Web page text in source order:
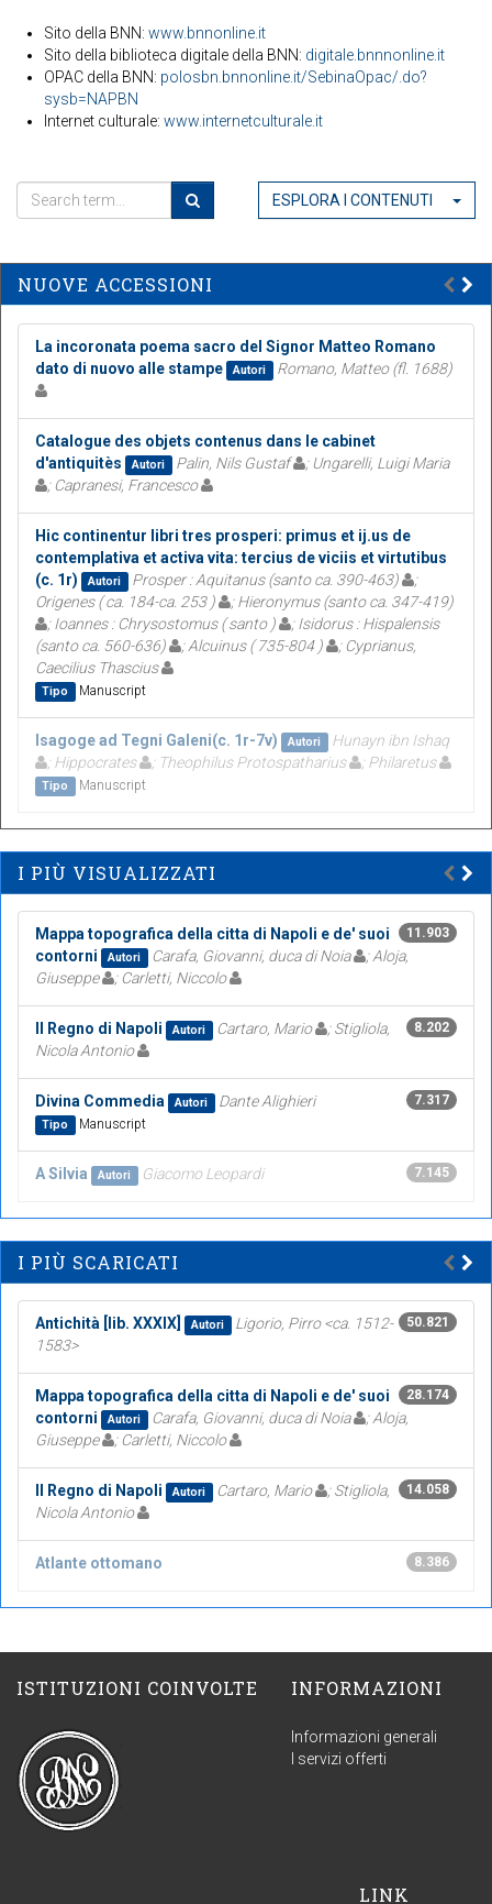
Sito della BNN: www.bnnonline.it
Sito della biblioteca digitale della BNN: digitale.bnnnonline.it
OPAC della BNN: polosbn.bnnonline.it/SebinaOpac/.do?
sysb=NAPBN
Internet culturale: www.internetculturale.it
ESPLORA I CONTENUTI
NUOVE ACCESSIONI
La incoronata poema sacro del Signor Matteo Romano
dato di nuovo alle stampe
Autori Romano, Matteo (fl. 1688)
Catalogue des objets contenus dans le cabinet
d'antiquitès
Autori Palin, Nils Gustaf
; Ungarelli, Luigi Maria
; Capranesi, Francesco
Hic continentur libri tres prosperi: primus et ij.us de
contemplativa et activa vita: tercius de viciis et virtutibus
(c. 1r)
Autori Prosper : Aquitanus (santo ca. 390-463)
;
Origenes ( ca. 184-ca. 253 )
; Hieronymus (santo ca. 347-419)
; Ioannes : Chrysostomus ( santo )
; Isidorus : Hispalensis
(santo ca. 560-636)
; Alcuinus ( 735-804 )
; Cyprianus,
Caecilius Thascius
Tipo Manuscript
Isagoge ad Tegni Galeni(c. 1r-7v) Autori
Hunayn ibn Ishaq
; Hippocrates
; Theophilus Protospatharius ; Philaretus
Tipo Manuscript
I PIÙ VISUALIZZATI
11.903
Mappa topografica della citta di Napoli e de' suoi
contorni
Autori Carafa, Giovanni, duca di Noia
; Aloja,
Giuseppe
; Carletti, Niccolo
8.202
Il Regno di Napoli Autori Cartaro, Mario
; Stigliola,
Nicola Antonio
7.317
Divina Commedia Autori Dante Alighieri
Tipo Manuscript
7.145
A Silvia Autori Giacomo Leopardi
I PIÙ SCARICATI
50.821
Antichità [lib. XXXIX] Autori
Ligorio, Pirro <ca. 1512-
1583>
28.174
Mappa topografica della citta di Napoli e de' suoi
contorni
Autori Carafa, Giovanni, duca di Noia
; Aloja,
Giuseppe
; Carletti, Niccolo
14.058
Il Regno di Napoli Autori Cartaro, Mario
; Stigliola,
Nicola Antonio
8.386
Atlante ottomano
ISTITUZIONI COINVOLTE INFORMAZIONI
Informazioni generali
I servizi offerti
LINK